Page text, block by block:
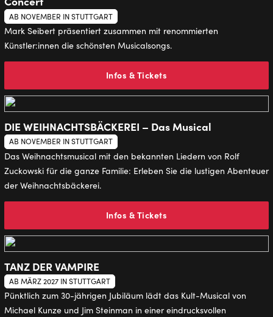
AB NOVEMBER IN STUTTGART
Mark Seibert präsentiert zusammen mit renommierten
Künstler:innen die schönsten Musicalsongs.
Infos & Tickets
DIE WEIHNACHTSBÄCKEREI – Das Musical
AB NOVEMBER IN STUTTGART
Das Weihnachtsmusical mit den bekannten Liedern von Rolf
Zuckowski für die ganze Familie: Erleben Sie die lustigen Abenteuer
der Weihnachtsbäckerei.
Infos & Tickets
TANZ DER VAMPIRE
AB MÄRZ 2027 IN STUTTGART
Pünktlich zum 30-jährigen Jubiläum lädt das Kult-Musical von
Michael Kunze und Jim Steinman in einer eindrucksvollen